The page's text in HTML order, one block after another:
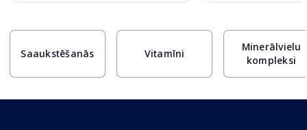
Saaukstēšanās Vitamīni
Minerālvielu
kompleksi